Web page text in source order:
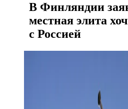
В Финляндии
местная элита
с Россией